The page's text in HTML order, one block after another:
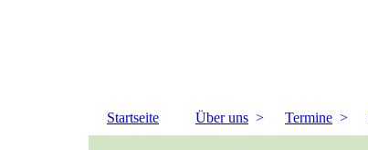
Startseite Über uns Termine